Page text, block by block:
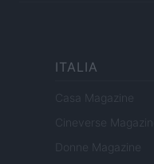
ITALIA
Casa Magazine
Cineverse Magazine
Donne Magazine